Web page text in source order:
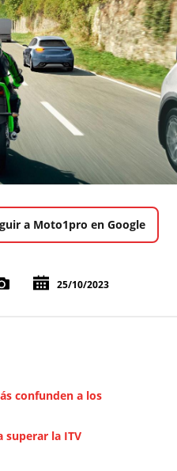
a Moto1pro en Google
25/10/2023
confunden a los
la ITV